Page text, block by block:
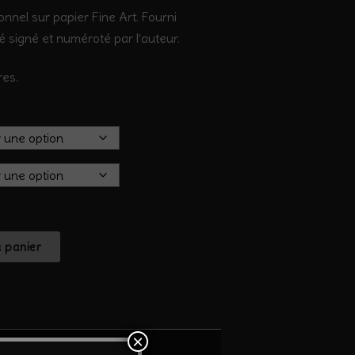
sur papier Fine Art. Fourni
signé et numéroté par l’auteur.
panier
×